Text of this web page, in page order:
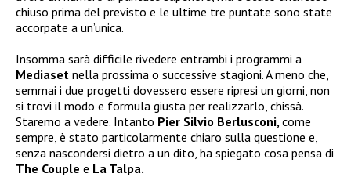
chiuso prima del previsto e le ultime tre puntate sono state
accorpate a un’unica.
Insomma sarà difficile rivedere entrambi i programmi a
Mediaset nella prossima o successive stagioni. A meno che,
semmai i due progetti dovessero essere ripresi un giorni, non
si trovi il modo e formula giusta per realizzarlo, chissà.
Staremo a vedere. Intanto Pier Silvio Berlusconi, come
sempre, è stato particolarmente chiaro sulla questione e,
senza nascondersi dietro a un dito, ha spiegato cosa pensa di
The Couple e La Talpa.